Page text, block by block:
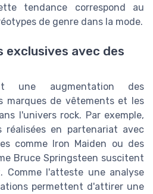
tendance correspond au
de genre dans la mode.
exclusives avec des
une augmentation des
marques de vêtements et les
l'univers rock. Par exemple,
réalisées en partenariat avec
comme Iron Maiden ou des
Bruce Springsteen suscitent
Comme l'atteste une analyse
permettent d'attirer une